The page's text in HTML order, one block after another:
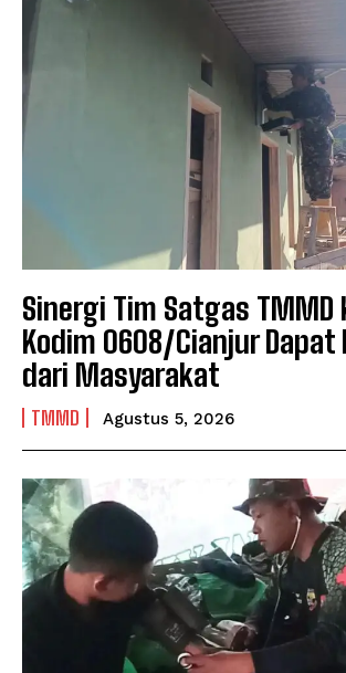
Sinergi Tim Satgas TMMD
Kodim 0608/Cianjur Dapat
dari Masyarakat
TMMD Agustus 5, 2026